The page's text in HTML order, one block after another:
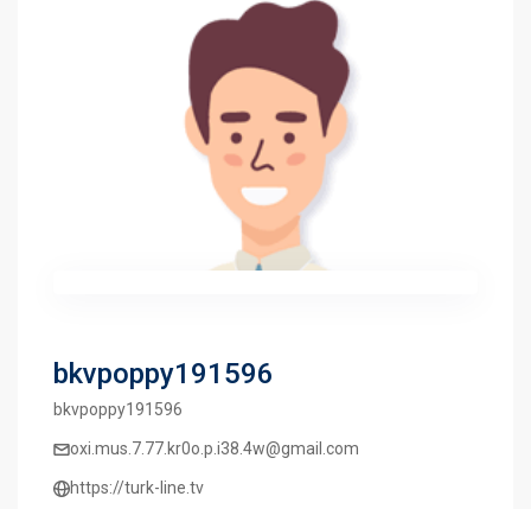
bkvpoppy191596
bkvpoppy191596
oxi.mus.7.77.kr0o.p.i38.4w@gmail.com
https://turk-line.tv